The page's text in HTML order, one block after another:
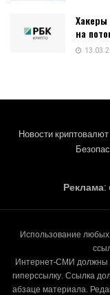
Хакеры
на
Новости криптовалют
Реклама:
Использование
Интернет-СМИ должны
гиперссылку. Ссылка
абзаце материала.